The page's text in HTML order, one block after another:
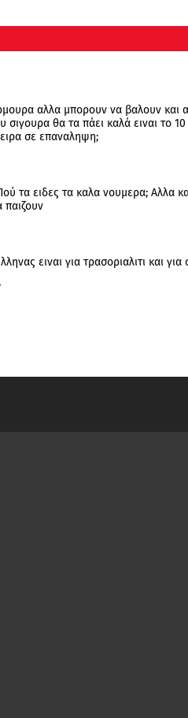
αλλα μπορουν να βαλουν και
θα τα πάει καλά ειναι το
σε επαναληψη;
τα ειδες τα καλα νουμερα; Αλλα
ειναι για τρασοριαλιτι και